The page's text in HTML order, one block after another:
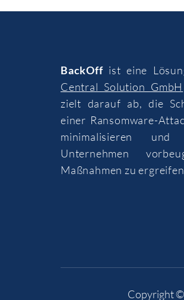
BackOffist eine
Central Solution GmbH
zielt darauf ab, die
einer Ransomware-
minimalisieren
Unternehmen
Maßnahmen zu
Copyright